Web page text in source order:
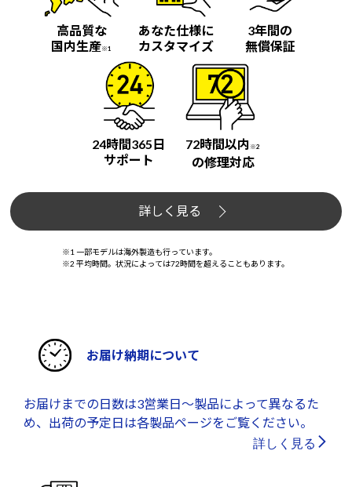
高品質な
国内生産※1
あなた仕様に
カスタマイズ
3年間の
無償保証
24時間365日
サポート
72時間以内 ※2
の修理対応
詳しく見る
※1 一部モデルは海外製造も行っています。
※2 平均時間。状況によっては72時間を超えることもあります。
お届け納期について
お届けまでの日数は3営業日～製品によって異なるた
め、出荷の予定日は各製品ページをご覧ください。
詳しく見る